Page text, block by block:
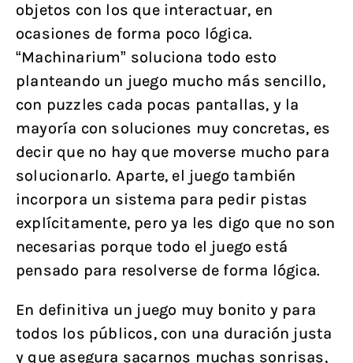
objetos con los que interactuar, en
ocasiones de forma poco lógica.
“Machinarium” soluciona todo esto
planteando un juego mucho más sencillo,
con puzzles cada pocas pantallas, y la
mayoría con soluciones muy concretas, es
decir que no hay que moverse mucho para
solucionarlo. Aparte, el juego también
incorpora un sistema para pedir pistas
explícitamente, pero ya les digo que no son
necesarias porque todo el juego está
pensado para resolverse de forma lógica.
En definitiva un juego muy bonito y para
todos los públicos, con una duración justa
y que asegura sacarnos muchas sonrisas,